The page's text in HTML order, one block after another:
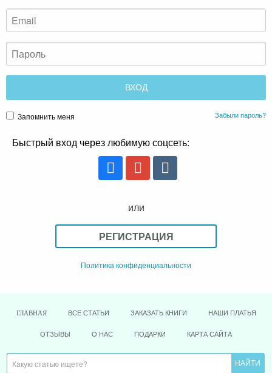
Запомнить меня Забыли пароль?
Быстрый вход через любимую соцсеть:
или
РЕГИСТРАЦИЯ
Политика конфиденциальности
ГЛАВНАЯ ВСЕ СТАТЬИ ЗАКАЗАТЬ КНИГИ НАШИ ПЛАТЬЯ
ОТЗЫВЫ О НАС ПОДАРКИ КАРТА САЙТА